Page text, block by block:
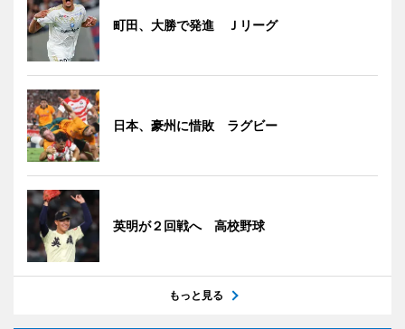
町田、大勝で発進 Ｊリーグ
日本、豪州に惜敗 ラグビー
英明が２回戦へ 高校野球
もっと見る